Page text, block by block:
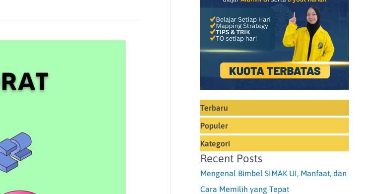
Terbaru
Populer
Kategori
Recent Posts
Mengenal Bimbel SIMAK UI, Manfaat, dan
Cara Memilih yang Tepat